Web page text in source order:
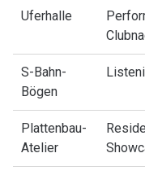
Uferhalle
S-Bahn-
Bögen
Plattenbau-
Atelier